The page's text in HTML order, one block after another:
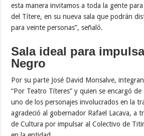
esta manera invitamos a toda la gente
del Títere, en su nueva sala que podrán
para veinte personas”, señaló.
Sala ideal para
Negro
Por su parte José David Monsalve,
“Por Teatro Títeres” y quien se encargó
uno de los personajes involucrados en la
agradeció al gobernador Rafael Lacava, a
de Cultura por impulsar al Colectivo de